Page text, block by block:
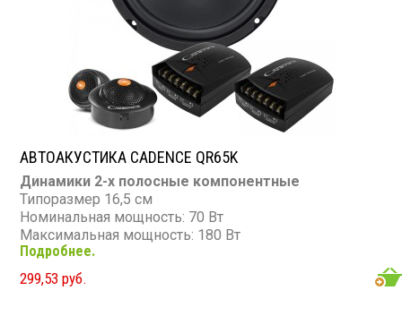
АВТОАКУСТИКА CADENCE QR65K
Динамики 2-х полосные компонентные
Типоразмер 16,5 см
Номинальная мощность: 70 Вт
Максимальная мощность: 180 Вт
Диапазон частот: 65 - 20 000 Гц
Чувствительность: 90 дБ
Сопротивление: 4 Ом
Подробнее.
299,53 руб.